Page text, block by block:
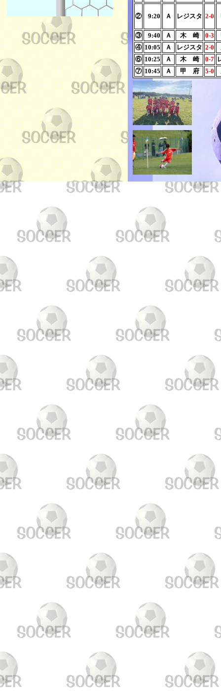
② 9:20 Ａ レジスタ 2-0
③ 9:40 Ａ 木 崎 0-3
④ 10:05 Ａ レジスタ 2-0
⑥ 10:25 Ａ 木 崎 0-7
⑦ 10:45 Ａ 甲 府 5-0